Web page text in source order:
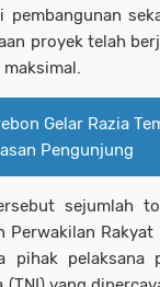
pembangunan
proyek telah
Gelar Razia
Pengunjung
sejumlah
Rakyat
pihak pelaksana